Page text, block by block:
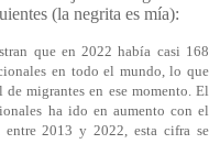
(la negrita es mía):
que en 2022 había casi 168
en todo el mundo, lo que
migrantes en ese momento. El
ha ido en aumento con el
2013 y 2022, esta cifra se